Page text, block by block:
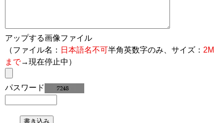
アップする画像ファイル
（ファイル名： 日本語名不可半角英数字のみ、サイズ： 2M
まで→現在停止中）
パスワード